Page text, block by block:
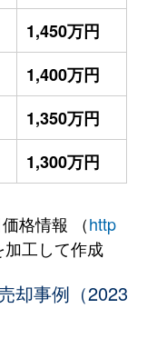
1,450万円
1,400万円
1,350万円
1,300万円
格情報 （http
加工して作成
却事例（2023